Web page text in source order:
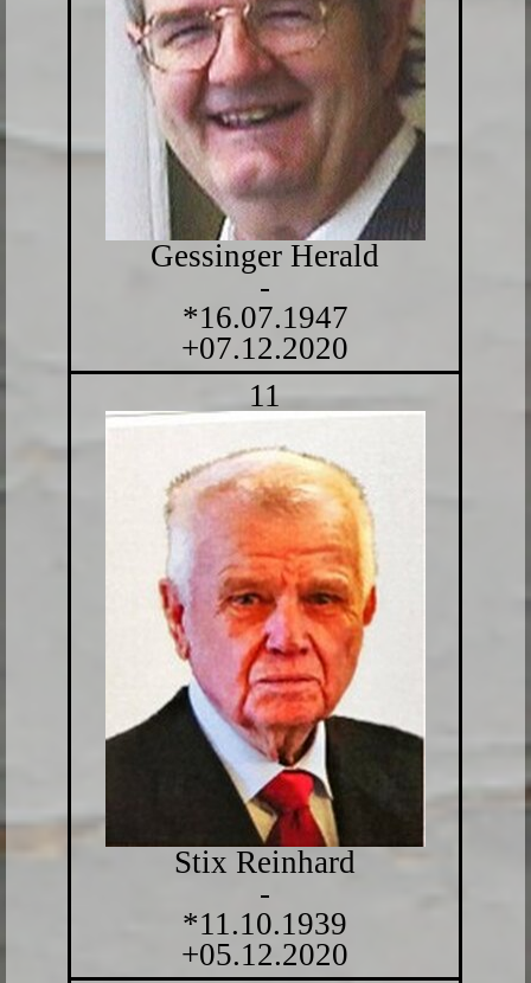
Gessinger Herald
-
*16.07.1947
+07.12.2020
11
Stix Reinhard
-
*11.10.1939
+05.12.2020